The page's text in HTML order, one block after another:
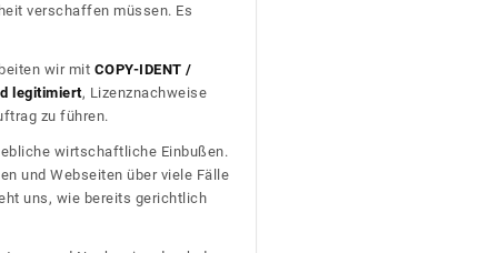
verschaffen müssen. Es
wir mit COPY-IDENT /
legitimiert, Lizenznachweise
zu führen.
wirtschaftliche Einbußen.
und Webseiten über viele Fälle
uns, wie bereits gerichtlich